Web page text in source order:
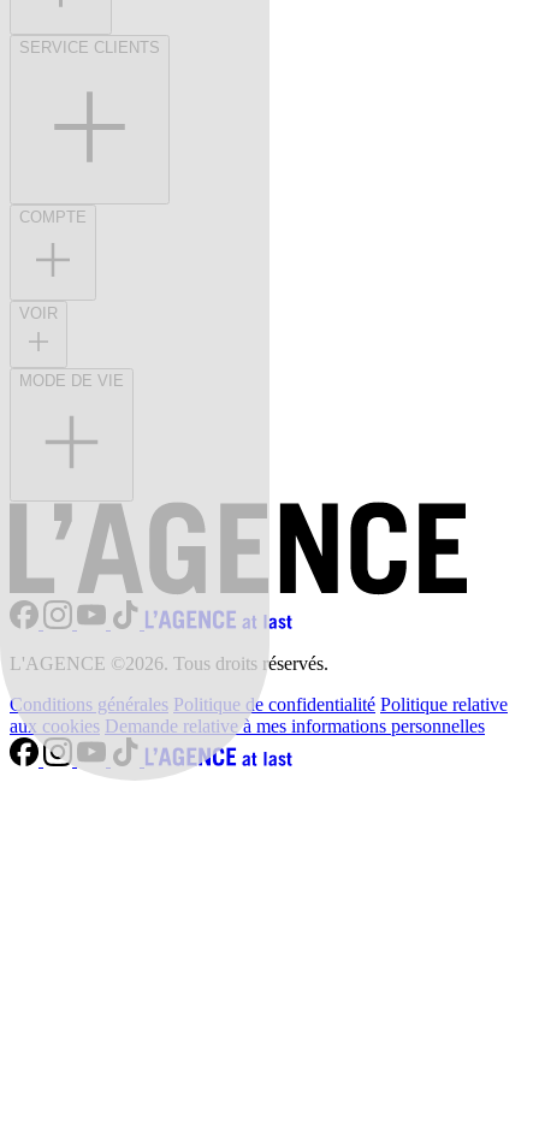
SERVICE CLIENTS
COMPTE
VOIR
MODE DE VIE
L'AGENCE ©2026. Tous droits réservés.
Conditions générales Politique de confidentialité Politique relative
aux cookies Demande relative à mes informations personnelles